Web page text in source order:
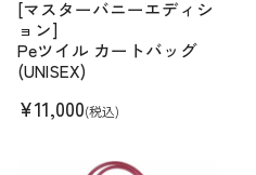
[マスターバニーエディシ
ョン]
Peツイル カートバッグ
(UNISEX)
¥11,000(税込)